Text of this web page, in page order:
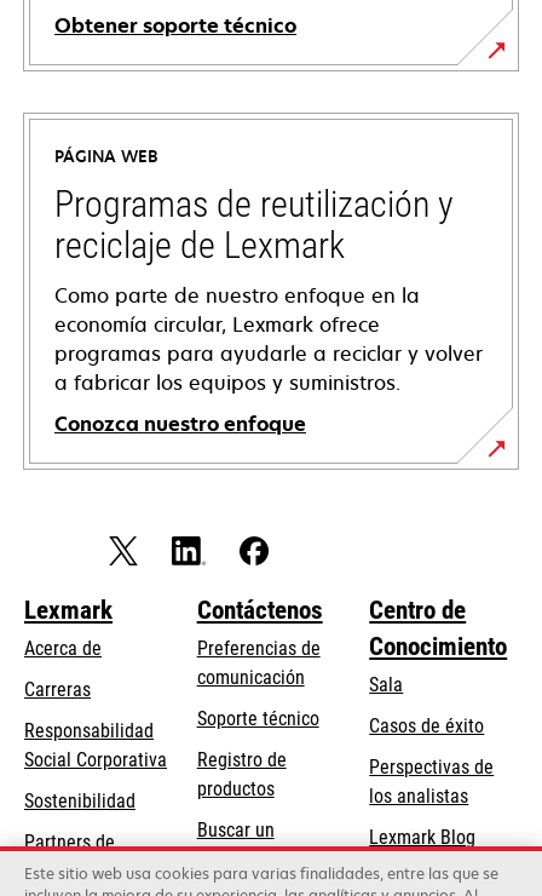
Obtener soporte técnico
se
abre
una
pestaña
nueva
PÁGINA WEB
Programas de reutilización y
reciclaje de Lexmark
Como parte de nuestro enfoque en la
economía circular, Lexmark ofrece
programas para ayudarle a reciclar y volver
a fabricar los equipos y suministros.
Conozca nuestro enfoque
Lexmark
Acerca de
Carreras
Responsabilidad
Social Corporativa
abre
una
pestaña
Sostenibilidad
Partners de
Lexmark
Contáctenos
Preferencias de
comunicación
Soporte técnicose
pestaña
nueva
Registro de
productos
Buscar un
concesionario
Centro de
Conocimiento
Sala
Casos de éxito
Perspectivas de
los analistas
Lexmark Blog
Este sitio web usa cookies para varias finalidades, entre las que se